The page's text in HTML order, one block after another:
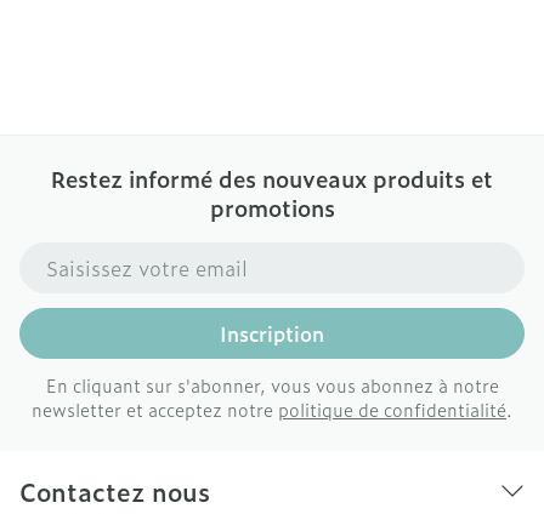
Restez informé des nouveaux produits et
promotions
Adresse mail
Inscription
En cliquant sur s'abonner, vous vous abonnez à notre
newsletter et acceptez notre politique de confidentialité.
Contactez nous